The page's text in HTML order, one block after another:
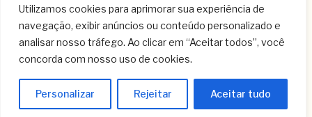
Utilizamos cookies para aprimorar sua experiência de
navegação, exibir anúncios ou conteúdo personalizado e
analisar nosso tráfego. Ao clicar em “Aceitar todos”, você
concorda com nosso uso de cookies.
Personalizar Rejeitar Aceitar tudo
Contato
(11) 3259-8266